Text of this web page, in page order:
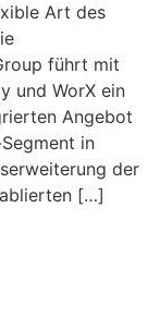
Art des
führt mit
und WorX ein
Angebot
in
der
[…]